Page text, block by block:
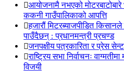
आयोजनामै नभएको
ककनी गाउँपालिकाको आपत्ति
हजारौं मिटरब्याजपीडित
पाउँदैछन् : प्रधानमन्त्री प्रचण्ड
जनपक्षीय पत्रकारिता र प्रेस
राष्ट्रिय सभा निर्वाचनः
विजयी